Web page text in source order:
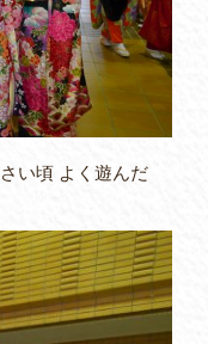
い頃 よく遊んだ